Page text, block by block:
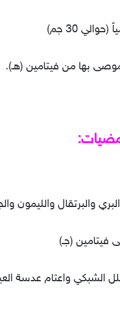
30 جم)
بها من فيتامين (هـ).
والبرتقال والليمون
فيتامين (جـ)
الشبكي واعتام عدسة